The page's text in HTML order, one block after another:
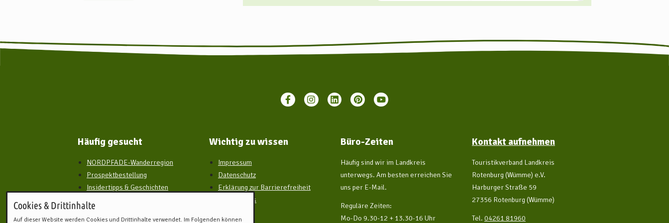
Häufig gesucht
NORDPFADE-Wanderregion
Prospektbestellung
Insidertipps & Geschichten
Digitaler Reisebegleiter für
unterwegs
Wichtig zu wissen
Impressum
Datenschutz
Erklärung zur Barrierefreiheit
Wir über uns
Büro-Zeiten
Häufig sind wir im Landkreis
unterwegs. Am besten erreichen Sie
uns per E-Mail.
Reguläre Zeiten:
Mo-Do 9.30-12 + 13.30-16 Uhr
Kontakt aufnehmen
Touristikverband Landkreis
Rotenburg (Wümme) e.V.
Harburger Straße 59
27356 Rotenburg (Wümme)
Tel. 04261 81960
Cookies & Drittinhalte
Auf dieser Website werden Cookies und Drittinhalte verwendet. Im Folgenden können